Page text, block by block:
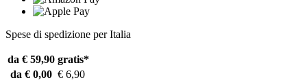
Spese di spedizione per Italia
da € 59,90 gratis*
da € 0,00 € 6,90